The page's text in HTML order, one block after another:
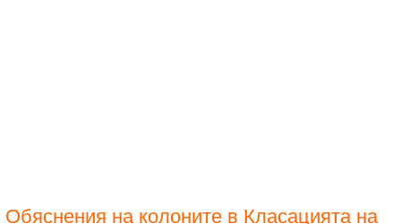
Обяснения на колоните в Класацията на